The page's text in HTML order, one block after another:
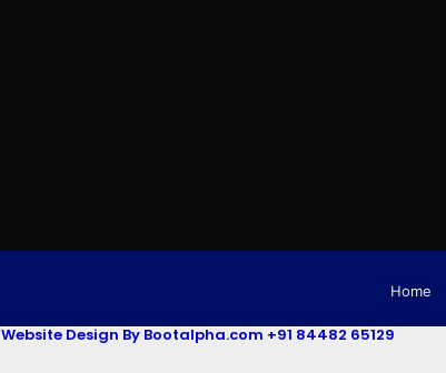
Home
Website Design By Bootalpha.com +91 84482 65129